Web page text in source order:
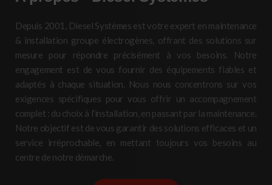
Depuis 2001, Diesel Systèmes est votre expert en maintenance
& installation groupe électrogènes, offrant des solutions sur
mesure pour répondre précisément à vos besoins. Notre
engagement est de vous fournir des équipements fiables et
adaptés à chaque situation. Nous nous concentrons sur vos
exigences spécifiques pour vous offrir un accompagnement
complet : du choix à l’installation, en passant par la maintenance.
Notre objectif est de vous garantir des solutions efficaces et un
service irréprochable, en mettant toujours vos besoins au
centre de notre démarche.